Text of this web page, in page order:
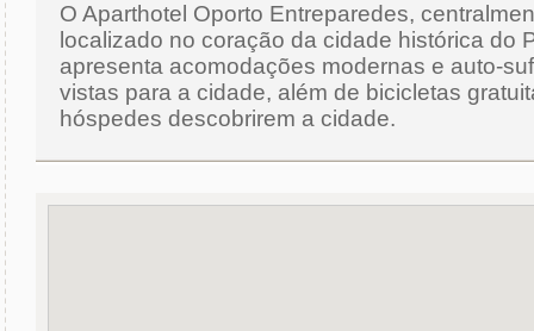
O Aparthotel Oporto Entreparedes,
localizado no coração da cidade histórica do
apresenta acomodações modernas e auto-
vistas para a cidade, além de bicicletas
hóspedes descobrirem a cidade.